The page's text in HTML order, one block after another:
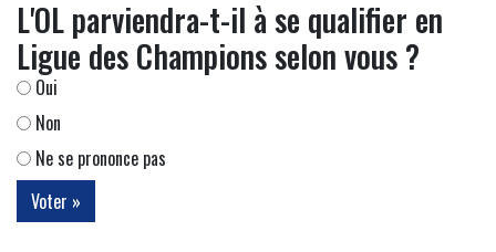
L'OL parviendra-t-il à se qualifier en
Ligue des Champions selon vous ?
Oui
Non
Ne se prononce pas